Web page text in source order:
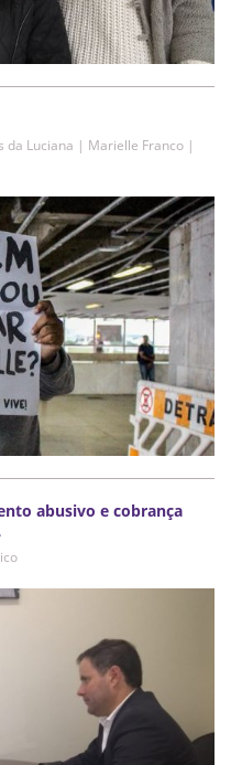
da Luciana | Marielle Franco |
abusivo e cobrança